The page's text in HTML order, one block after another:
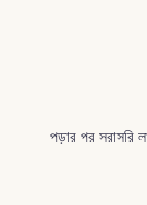
পড়ার পর সরাসরি